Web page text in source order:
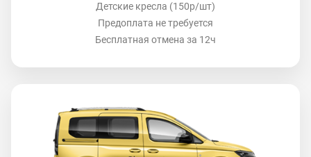
Детские кресла (150р/шт)
Предоплата не требуется
Бесплатная отмена за 12ч